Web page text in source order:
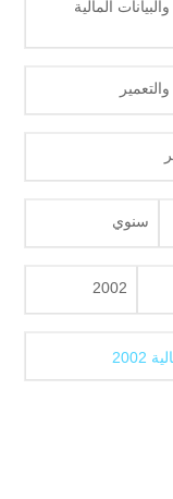
المالية
سنوي
2002